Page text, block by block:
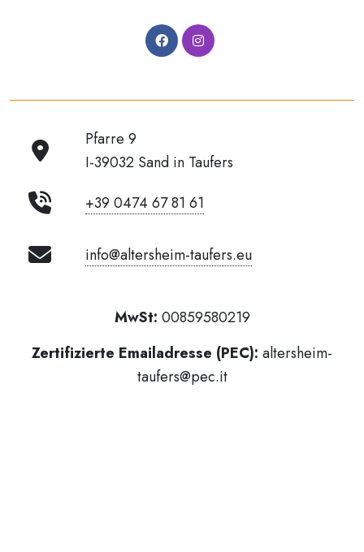
Pfarre 9
I-39032 Sand in Taufers
+39 0474 67 81 61
info@altersheim-taufers.eu
MwSt: 00859580219
Zertifizierte Emailadresse (PEC): altersheim-
taufers@pec.it